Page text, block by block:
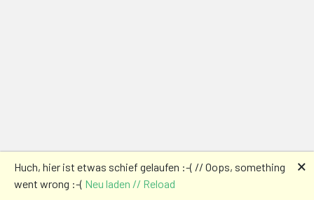
Huch, hier ist etwas schief gelaufen :-( // Oops, something
went wrong :-( Neu laden // Reload
🗙